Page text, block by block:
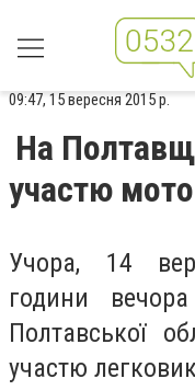
09:47, 15 вересня 2015 р.
На
участю
Учора, 14
години
Полтавської
участю